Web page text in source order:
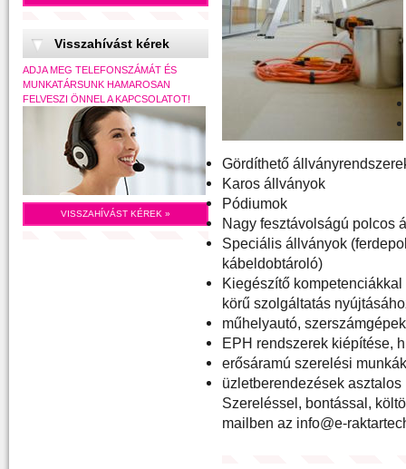
Visszahívást kérek
ADJA MEG TELEFONSZÁMÁT ÉS
MUNKATÁRSUNK HAMAROSAN
FELVESZI ÖNNEL A KAPCSOLATOT!
VISSZAHÍVÁST KÉREK »
Gördíthető
Karos állványok
Pódiumok
Nagy fesztávolságú polcos
Speciális állványok
kábeldobtároló)
Kiegészítő
körű szolgáltatás
műhelyautó,
EPH rendszerek kiépítése,
erősáramú szerelési
üzletberendezések
Szereléssel, bontással,
mailben az info@e-